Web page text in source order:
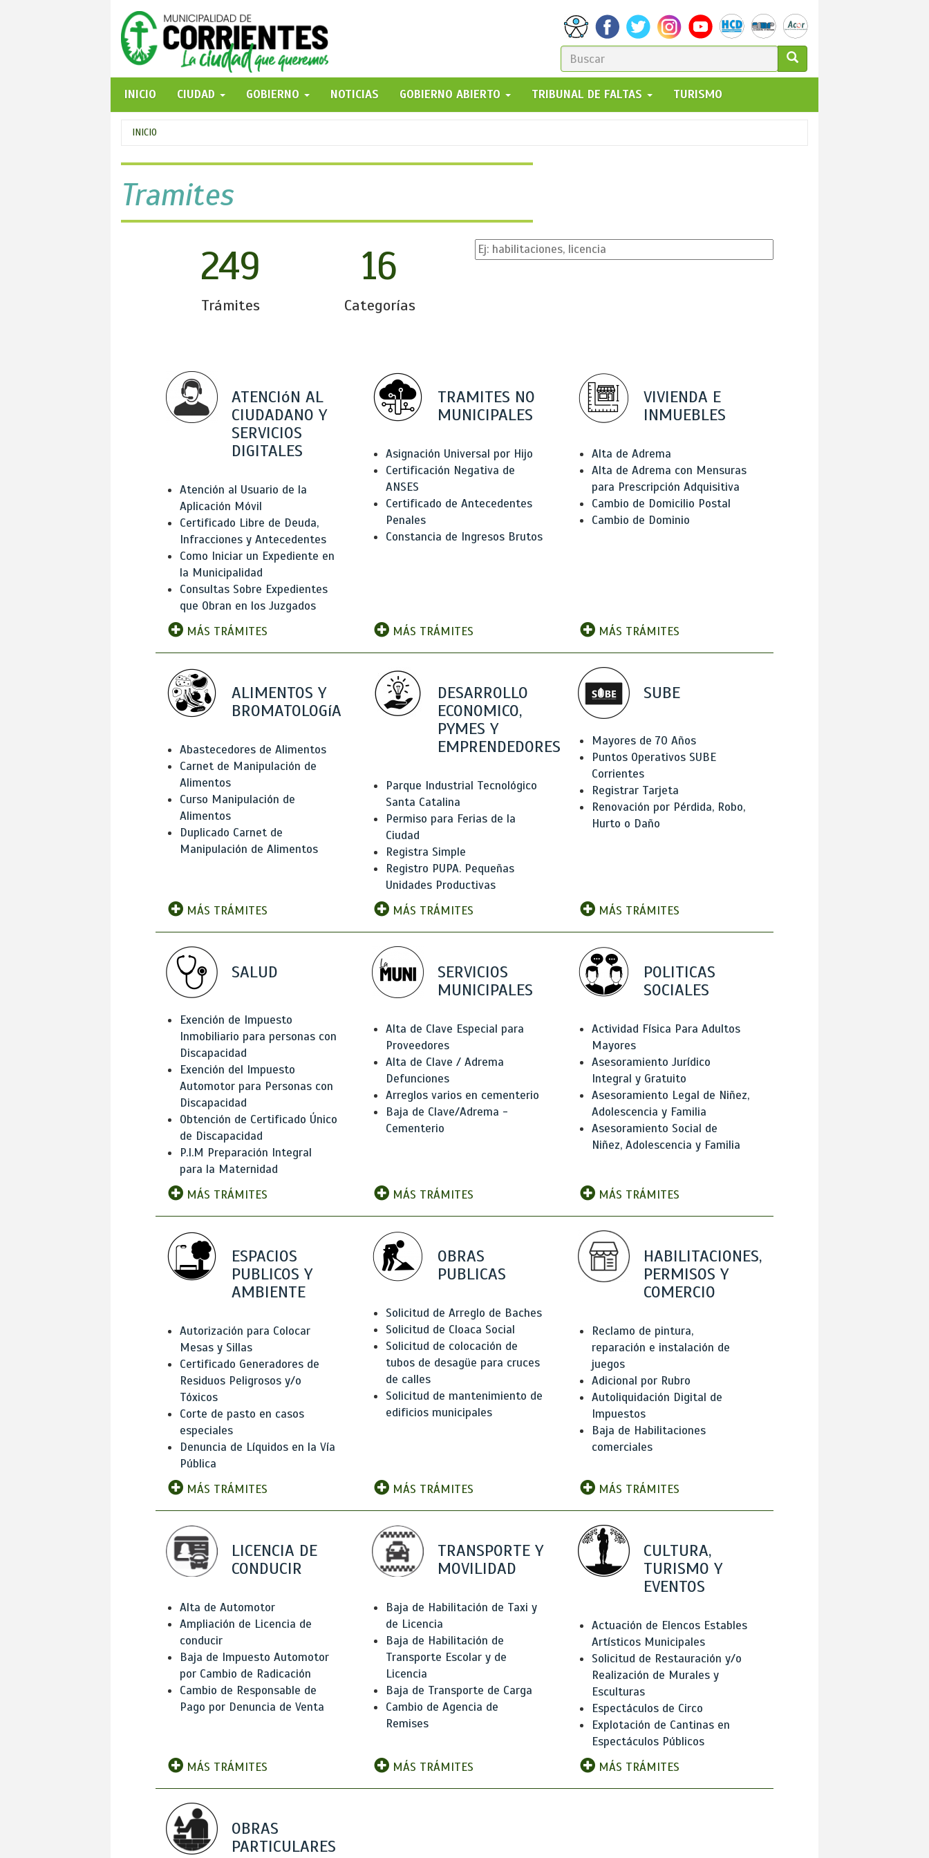
FORMULARIO
DE
BÚSQUEDA
GO!
INICIO
CIUDAD GOBIERNO NOTICIAS GOBIERNO ABIERTO TRIBUNAL DE FALTAS TURISMO
Se
encuentra
usted
aquí
INICIO
Tramites
249
Trámites
16
Categorías
ATENCIóN AL
CIUDADANO Y
SERVICIOS
DIGITALES
Atención al Usuario de la
Aplicación Móvil
Certificado Libre de Deuda,
Infracciones y Antecedentes
Como Iniciar un Expediente en
la Municipalidad
Consultas Sobre Expedientes
que Obran en los Juzgados
MÁS TRÁMITES
TRAMITES NO
MUNICIPALES
Asignación Universal por Hijo
Certificación Negativa de
ANSES
Certificado de Antecedentes
Penales
Constancia de Ingresos Brutos
MÁS TRÁMITES
VIVIENDA E
INMUEBLES
Alta de Adrema
Alta de Adrema con Mensuras
para Prescripción Adquisitiva
Cambio de Domicilio Postal
Cambio de Dominio
MÁS TRÁMITES
ALIMENTOS Y
BROMATOLOGíA
Abastecedores de Alimentos
Carnet de Manipulación de
Alimentos
Curso Manipulación de
Alimentos
Duplicado Carnet de
Manipulación de Alimentos
MÁS TRÁMITES
DESARROLLO
ECONOMICO,
PYMES Y
EMPRENDEDORES
Parque Industrial Tecnológico
Santa Catalina
Permiso para Ferias de la
Ciudad
Registra Simple
Registro PUPA. Pequeñas
Unidades Productivas
MÁS TRÁMITES
SUBE
Mayores de 70 Años
Puntos Operativos SUBE
Corrientes
Registrar Tarjeta
Renovación por Pérdida, Robo,
Hurto o Daño
MÁS TRÁMITES
SALUD
Exención de Impuesto
Inmobiliario para personas con
Discapacidad
Exención del Impuesto
Automotor para Personas con
Discapacidad
Obtención de Certificado Único
de Discapacidad
P.I.M Preparación Integral
para la Maternidad
MÁS TRÁMITES
SERVICIOS
MUNICIPALES
Alta de Clave Especial para
Proveedores
Alta de Clave / Adrema
Defunciones
Arreglos varios en cementerio
Baja de Clave/Adrema -
Cementerio
MÁS TRÁMITES
POLITICAS
SOCIALES
Actividad Física Para Adultos
Mayores
Asesoramiento Jurídico
Integral y Gratuito
Asesoramiento Legal de Niñez,
Adolescencia y Familia
Asesoramiento Social de
Niñez, Adolescencia y Familia
MÁS TRÁMITES
ESPACIOS
PUBLICOS Y
AMBIENTE
Autorización para Colocar
Mesas y Sillas
Certificado Generadores de
Residuos Peligrosos y/o
Tóxicos
Corte de pasto en casos
especiales
Denuncia de Líquidos en la Vía
Pública
MÁS TRÁMITES
OBRAS
PUBLICAS
Solicitud de Arreglo de Baches
Solicitud de Cloaca Social
Solicitud de colocación de
tubos de desagüe para cruces
de calles
Solicitud de mantenimiento de
edificios municipales
MÁS TRÁMITES
HABILITACIONES,
PERMISOS Y
COMERCIO
Reclamo de pintura,
reparación e instalación de
juegos
Adicional por Rubro
Autoliquidación Digital de
Impuestos
Baja de Habilitaciones
comerciales
MÁS TRÁMITES
LICENCIA DE
CONDUCIR
Alta de Automotor
Ampliación de Licencia de
conducir
Baja de Impuesto Automotor
por Cambio de Radicación
Cambio de Responsable de
Pago por Denuncia de Venta
MÁS TRÁMITES
TRANSPORTE Y
MOVILIDAD
Baja de Habilitación de Taxi y
de Licencia
Baja de Habilitación de
Transporte Escolar y de
Licencia
Baja de Transporte de Carga
Cambio de Agencia de
Remises
MÁS TRÁMITES
CULTURA,
TURISMO Y
EVENTOS
Actuación de Elencos Estables
Artísticos Municipales
Solicitud de Restauración y/o
Realización de Murales y
Esculturas
Espectáculos de Circo
Explotación de Cantinas en
Espectáculos Públicos
MÁS TRÁMITES
OBRAS
PARTICULARES